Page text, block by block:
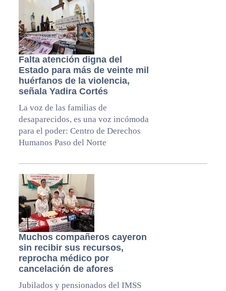
Falta atención digna del
Estado para más de veinte mil
huérfanos de la violencia,
señala Yadira Cortés
La voz de las familias de
desaparecidos, es una voz incómoda
para el poder: Centro de Derechos
Humanos Paso del Norte
Muchos compañeros cayeron
sin recibir sus recursos,
reprocha médico por
cancelación de afores
Jubilados y pensionados del IMSS